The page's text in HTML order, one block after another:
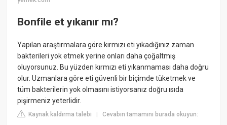
Bonfile et yıkanır mı?
Yapılan araştırmalara göre kırmızı eti yıkadığınız zaman
bakterileri yok etmek yerine onları daha çoğaltmış
oluyorsunuz. Bu yüzden kırmızı eti yıkanmaması daha doğru
olur. Uzmanlara göre eti güvenli bir biçimde tüketmek ve
tüm bakterilerin yok olmasını istiyorsanız doğru ısıda
pişirmeniz yeterlidir.
Kaynak kaldırma talebi |Cevabın tamamını burada okuyun: